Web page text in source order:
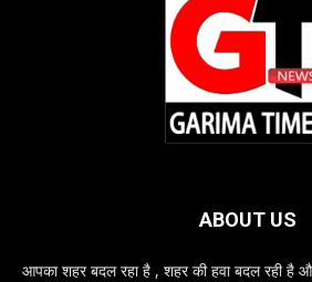
ABOUT US
आपका शहर बदल रहा है , शहर की हवा बदल रही है